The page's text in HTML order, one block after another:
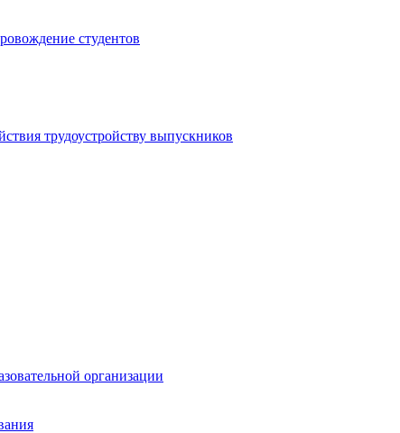
студентов
трудоустройству выпускников
организации